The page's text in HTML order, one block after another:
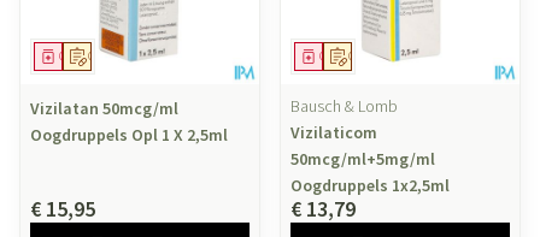
Op voorschrift
Geneesmiddel
Vizilatan 50mcg/ml
Oogdruppels Opl 1 X 2,5ml
€ 15,95
Op voorschrift
Geneesmiddel
Bausch & Lomb
Vizilaticom
50mcg/ml+5mg/ml
Oogdruppels 1x2,5ml
€ 13,79